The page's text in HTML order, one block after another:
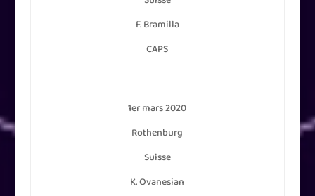
F. Bramilla
CAPS
1er mars 2020
Rothenburg
Suisse
K. Ovanesian